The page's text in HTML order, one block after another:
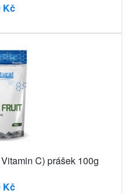
Kč
C) prášek 100g
Kč